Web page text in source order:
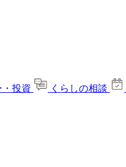
投資 くらしの相談